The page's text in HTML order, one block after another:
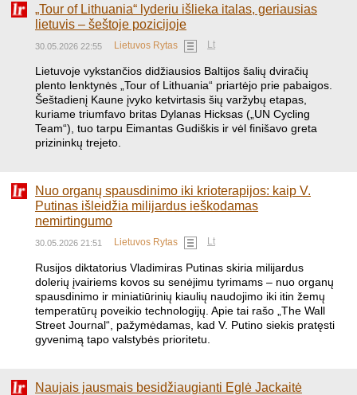
„Tour of Lithuania“ lyderiu išlieka italas, geriausias
lietuvis – šeštoje pozicijoje
30.05.2026 22:55 Lietuvos Rytas Lt
​Lietuvoje vykstančios didžiausios Baltijos šalių dviračių
plento lenktynės „Tour of Lithuania“ priartėjo prie pabaigos.
Šeštadienį Kaune įvyko ketvirtasis šių varžybų etapas,
kuriame triumfavo britas Dylanas Hicksas („UN Cycling
Team“), tuo tarpu Eimantas Gudiškis ir vėl finišavo greta
prizininkų trejeto.
Nuo organų spausdinimo iki krioterapijos: kaip V.
Putinas išleidžia milijardus ieškodamas
nemirtingumo
30.05.2026 21:51 Lietuvos Rytas Lt
​Rusijos diktatorius Vladimiras Putinas skiria milijardus
dolerių įvairiems kovos su senėjimu tyrimams – nuo organų
spausdinimo ir miniatiūrinių kiaulių naudojimo iki itin žemų
temperatūrų poveikio technologijų. Apie tai rašo „The Wall
Street Journal“, pažymėdamas, kad V. Putino siekis pratęsti
gyvenimą tapo valstybės prioritetu.
Naujais jausmais besidžiaugianti Eglė Jackaitė